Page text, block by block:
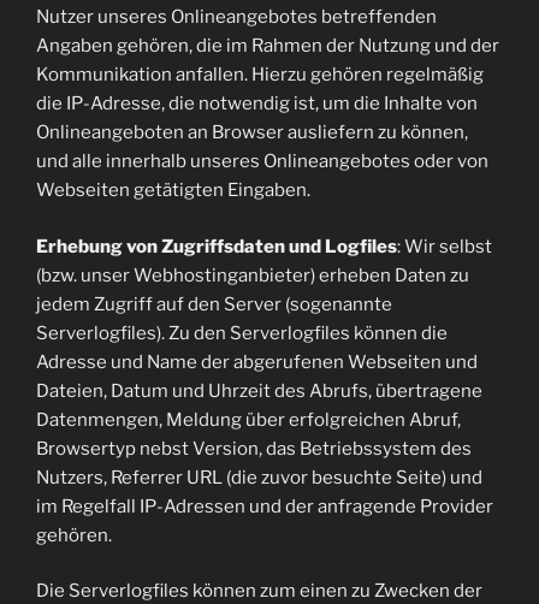
Nutzer unseres Onlineangebotes betreffenden
Angaben gehören, die im Rahmen der Nutzung und der
Kommunikation anfallen. Hierzu gehören regelmäßig
die IP-Adresse, die notwendig ist, um die Inhalte von
Onlineangeboten an Browser ausliefern zu können,
und alle innerhalb unseres Onlineangebotes oder von
Webseiten getätigten Eingaben.
Erhebung von Zugriffsdaten und Logfiles: Wir selbst
(bzw. unser Webhostinganbieter) erheben Daten zu
jedem Zugriff auf den Server (sogenannte
Serverlogfiles). Zu den Serverlogfiles können die
Adresse und Name der abgerufenen Webseiten und
Dateien, Datum und Uhrzeit des Abrufs, übertragene
Datenmengen, Meldung über erfolgreichen Abruf,
Browsertyp nebst Version, das Betriebssystem des
Nutzers, Referrer URL (die zuvor besuchte Seite) und
im Regelfall IP-Adressen und der anfragende Provider
gehören.
Die Serverlogfiles können zum einen zu Zwecken der